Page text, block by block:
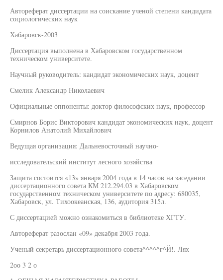
Автореферат диссертации на соискание ученой степени кандидата
социологических наук
Хабаровск-2003
Диссертация выполнена в Хабаровском государственном
техническом университете.
Научный руководитель: кандидат экономических наук, доцент
Смелик Александр Николаевич
Официальные оппоненты: доктор философских наук, профессор
Смирнов Борис Викторович кандидат экономических наук, доцент
Корнилов Анатолий Михайлович
Ведущая организация: Дальневосточный научно-
исследовательский институт лесного хозяйства
Защита состоится «13» января 2004 года в 14 часов на заседании
диссертационного совета КМ 212.294.03 в Хабаровском
государственном техническом университете по адресу: 680035,
Хабаровск, ул. Тихоокеанская, 136, аудитория 315л.
С диссертацией можно ознакомиться в библиотеке ХГТУ.
Автореферат разослан «09» декабря 2003 года.
Ученый секретарь диссертационного совета^^^^^г^Й!. Лях
2оо 3 2 о